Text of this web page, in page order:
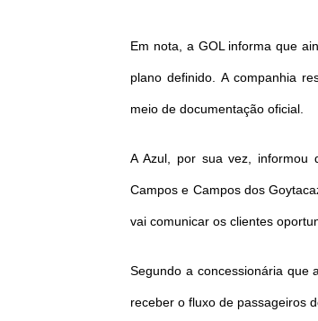
Em nota, a GOL informa que
plano definido. A companhia
meio de documentação oficial.
A Azul, por sua vez, informou
Campos e Campos dos
vai comunicar os clientes
Segundo a concessionária que
receber o fluxo de passageiros